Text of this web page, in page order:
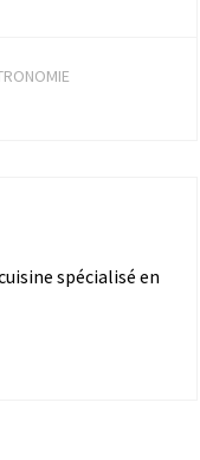
spécialisé en